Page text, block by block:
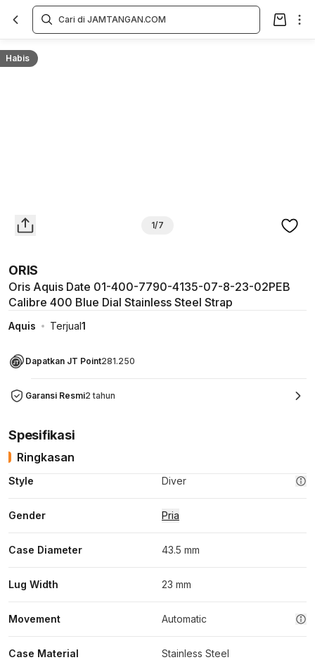
Habis
1/7
ORIS
Oris Aquis Date 01-400-7790-4135-07-8-23-02PEB
Calibre 400 Blue Dial Stainless Steel Strap
Aquis Terjual1
Dapatkan JT Point281.250
Garansi Resmi2 tahun
Overview
Spesifikasi
Ringkasan
Style Diver
Gender Pria
Case Diameter 43.5 mm
Lug Width 23 mm
Movement Automatic
Case Material Stainless Steel